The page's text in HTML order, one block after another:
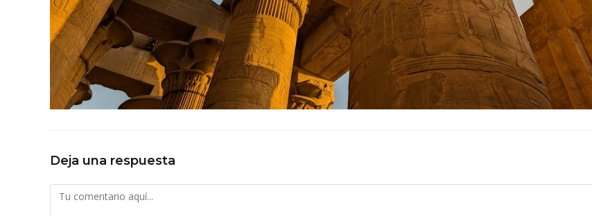
Deja una respuesta
Comentario